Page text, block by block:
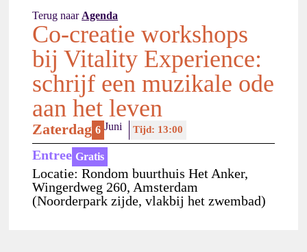
Terug naar Agenda
Co-creatie workshops
bij Vitality Experience:
schrijf een muzikale ode
aan het leven
Zaterdag 6 Juni Tijd: 13:00
Entree Gratis
Locatie: Rondom buurthuis Het Anker,
Wingerdweg 260, Amsterdam
(Noorderpark zijde, vlakbij het zwembad)